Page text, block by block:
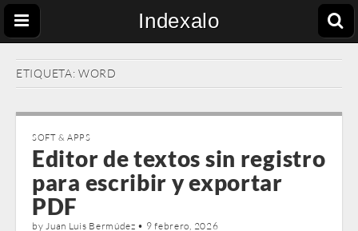
Indexalo
ETIQUETA: WORD
SOFT & APPS
Editor de textos sin registro
para escribir y exportar
PDF
byJuan Luis Bermúdez • 9 febrero, 2026